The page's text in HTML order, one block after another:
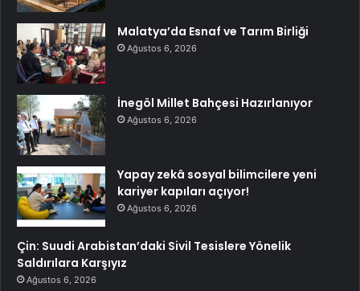
Malatya’da Esnaf ve Tarım Birliği
Ağustos 6, 2026
İnegöl Millet Bahçesi Hazırlanıyor
Ağustos 6, 2026
Yapay zekâ sosyal bilimcilere yeni
kariyer kapıları açıyor!
Ağustos 6, 2026
Çin: Suudi Arabistan’daki Sivil Tesislere Yönelik
Saldırılara Karşıyız
Ağustos 6, 2026